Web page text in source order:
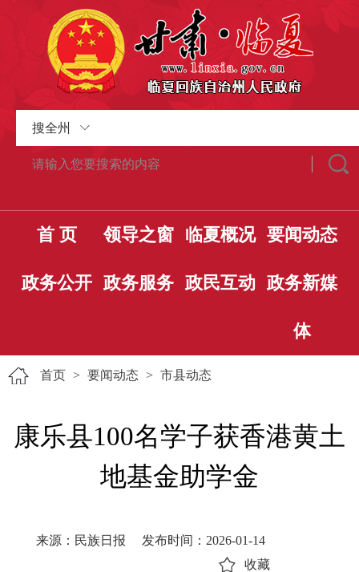
搜全州
首 页 领导之窗 临夏概况 要闻动态
政务公开 政务服务 政民互动 政务新媒
体
首页 > 要闻动态 > 市县动态
康乐县100名学子获香港黄土
地基金助学金
来源：民族日报
发布时间：2026-01-14
收藏